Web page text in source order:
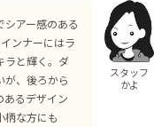
アー感のある
ンナーにはラ
ラと輝く。ダ
が、後ろから
あるデザイン
柄な方にも
スタッフ
かよ